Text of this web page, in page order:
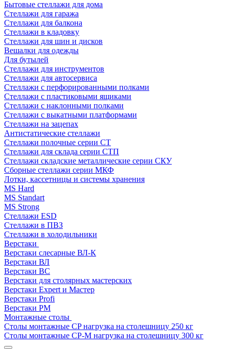
Бытовые стеллажи для дома
Стеллажи для гаража
Стеллажи для балкона
Стеллажи в кладовку
Стеллажи для шин и дисков
Вешалки для одежды
Для бутылей
Стеллажи для инструментов
Стеллажи для автосервиса
Стеллажи с перфорированными полками
Стеллажи с пластиковыми ящиками
Стеллажи с наклонными полками
Стеллажи с выкатными платформами
Стеллажи на зацепах
Антистатические стеллажи
Стеллажи полочные серии СТ
Стеллажи для склада серии СТП
Стеллажи складские металлические серии СКУ
Сборные стеллажи серии МКФ
Лотки, кассетницы и системы хранения
MS Hard
MS Standart
MS Strong
Стеллажи ESD
Стеллажи в ПВЗ
Стеллажи в холодильники
Верстаки
Верстаки слесарные ВЛ-К
Верстаки ВЛ
Верстаки ВС
Верстаки для столярных мастерских
Верстаки Expert и Мастер
Верстаки Profi
Верстаки РМ
Монтажные столы
Столы монтажные СP нагрузка на столешницу 250 кг
Столы монтажные СР-М нагрузка на столешницу 300 кг